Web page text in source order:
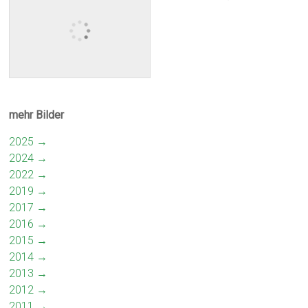
mehr Bilder
2025 →
2024 →
2022 →
2019 →
2017 →
2016 →
2015 →
2014 →
2013 →
2012 →